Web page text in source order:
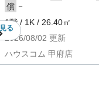
見る
償 －
1階 / 1K / 26.40㎡
2026/08/02 更新
ハウスコム 甲府店